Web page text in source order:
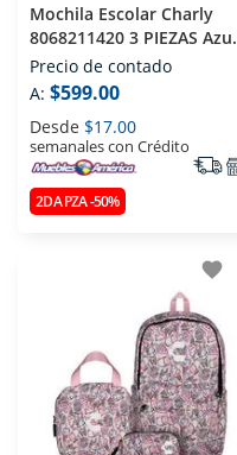
Mochila Escolar Charly
8068211420 3 PIEZAS Azul
Rey
Precio de contado
A: $599.00
Desde $17.00
semanales con Crédito
2DA PZA -50%
favorite